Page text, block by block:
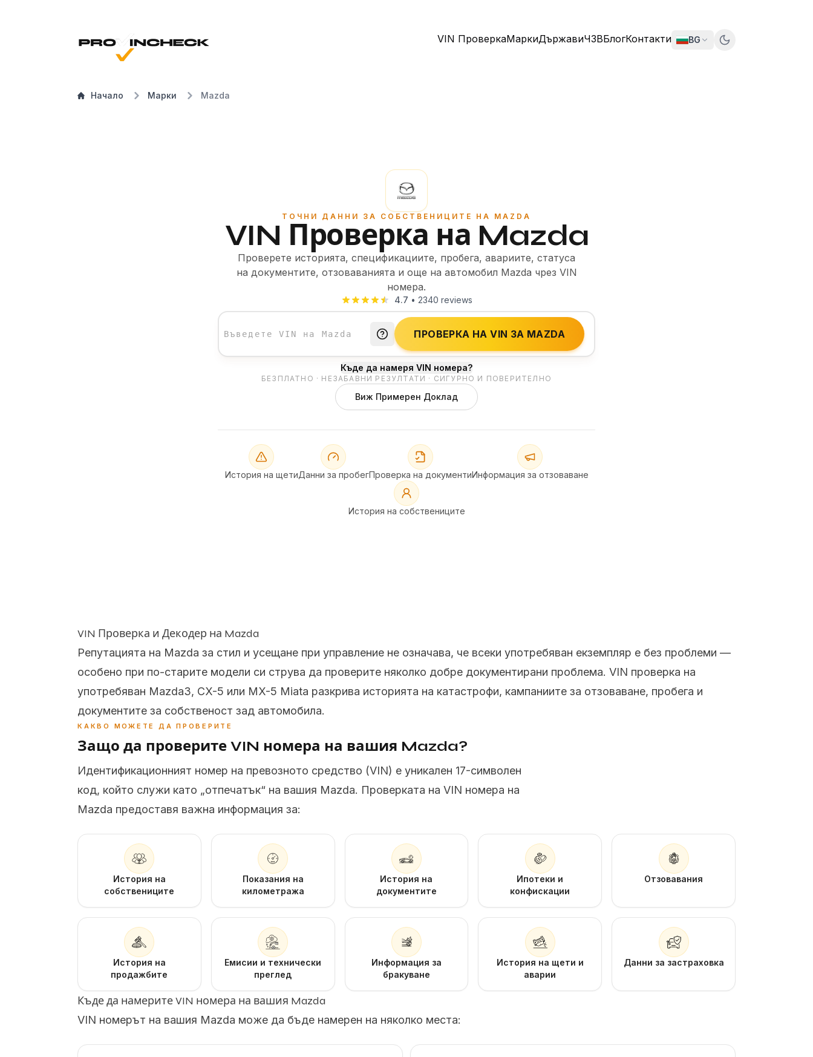
VIN ПроверкаМаркиДържавиЧЗВБлогКонтакти BG
Начало Марки Mazda
ТОЧНИ ДАННИ ЗА СОБСТВЕНИЦИТЕ НА MAZDA
VIN Проверка на Mazda
Проверете историята, спецификациите, пробега, авариите, статуса
на документите, отзоваванията и още на автомобил Mazda чрез VIN
номера.
4.7 • 2340 reviews
ПРОВЕРКА НА VIN ЗА MAZDA
Къде да намеря VIN номера?
БЕЗПЛАТНО · НЕЗАБАВНИ РЕЗУЛТАТИ · СИГУРНО И ПОВЕРИТЕЛНО
Виж Примерен Доклад
История на щетиДанни за пробегПроверка на документиИнформация за отзоваване
История на собствениците
VIN Проверка и Декодер на Mazda
Репутацията на Mazda за стил и усещане при управление не означава, че всеки употребяван екземпляр е без проблеми —
особено при по-старите модели си струва да проверите няколко добре документирани проблема. VIN проверка на
употребяван Mazda3, CX-5 или MX-5 Miata разкрива историята на катастрофи, кампаниите за отзоваване, пробега и
документите за собственост зад автомобила.
КАКВО МОЖЕТЕ ДА ПРОВЕРИТЕ
Защо да проверите VIN номера на вашия Mazda?
Идентификационният номер на превозното средство (VIN) е уникален 17-символен
код, който служи като „отпечатък“ на вашия Mazda. Проверката на VIN номера на
Mazda предоставя важна информация за:
История на
собствениците
Показания на
километража
История на
документите
Ипотеки и
конфискации
Отзовавания
История на
продажбите
Емисии и технически
преглед
Информация за
бракуване
История на щети и
аварии
Данни за застраховка
Къде да намерите VIN номера на вашия Mazda
VIN номерът на вашия Mazda може да бъде намерен на няколко места: